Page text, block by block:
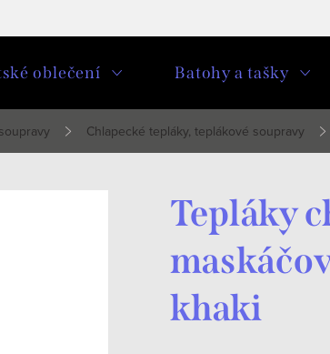
oblečení Batohy a tašky
Chlapecké tepláky, teplákové soupravy
Tepláky
khaki